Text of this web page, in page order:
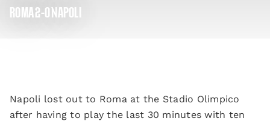
ROMA 2-0 NAPOLI
Napoli lost out to Roma at the Stadio Olimpico
after having to play the last 30 minutes with ten